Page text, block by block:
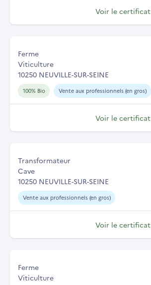
Voir le certificat
Ferme
Viticulture
10250 NEUVILLE-SUR-SEINE
100% Bio Vente aux professionnels (en gros)
Voir le certificat
Transformateur
Cave
10250 NEUVILLE-SUR-SEINE
Vente aux professionnels (en gros)
Voir le certificat
Ferme
Viticulture